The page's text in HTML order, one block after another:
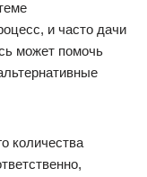
и часто дачи
может помочь
количества